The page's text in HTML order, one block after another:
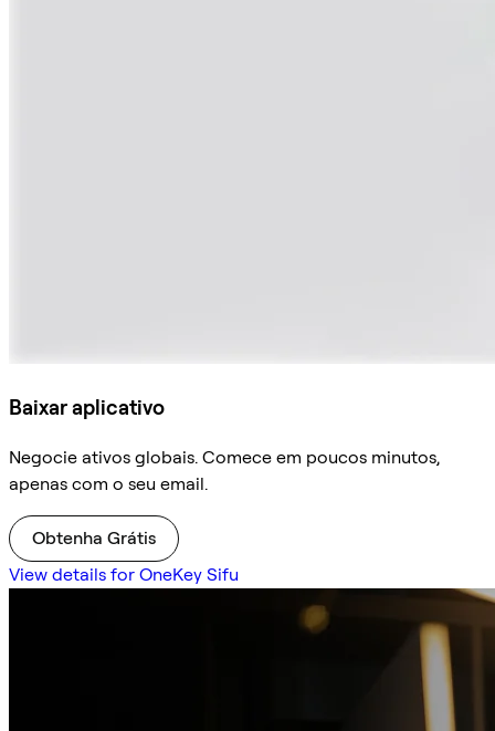
Baixar aplicativo
Negocie ativos globais. Comece em poucos minutos,
apenas com o seu email.
Obtenha Grátis
View details for OneKey Sifu